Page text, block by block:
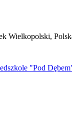
Wielkopolski,